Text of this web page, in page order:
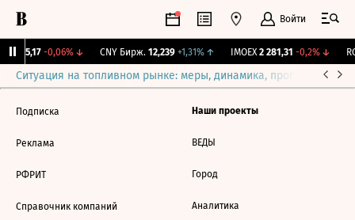
Войти
115,17 -0,06%↓ CNY Бирж. 12,239 +1,31%↑ IMOEX 2 281,31 -0,2%↓
Ситуация на топливном рынке: меры, динамика, прогнозы
Подписка
Реклама
РФРИТ
Справочник компаний
Наши проекты
ВЕДЫ
Город
Аналитика